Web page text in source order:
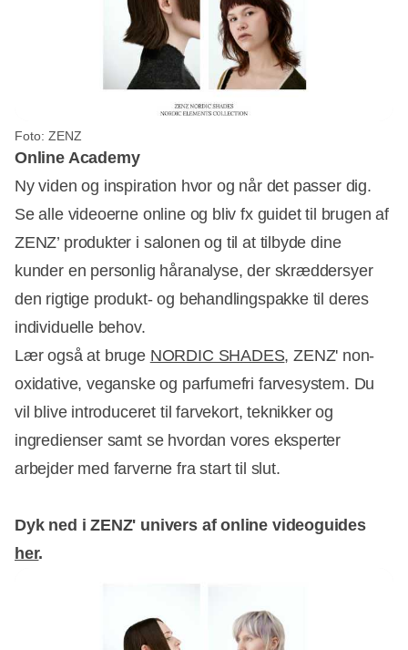
Foto: ZENZ
Online Academy
Ny viden og inspiration hvor og når det passer dig.
Se alle videoerne online og bliv fx guidet til brugen af
ZENZ’ produkter i salonen og til at tilbyde dine
kunder en personlig håranalyse, der skræddersyer
den rigtige produkt- og behandlingspakke til deres
individuelle behov.
Lær også at bruge NORDIC SHADES, ZENZ' non-
oxidative, veganske og parfumefri farvesystem. Du
vil blive introduceret til farvekort, teknikker og
ingredienser samt se hvordan vores eksperter
arbejder med farverne fra start til slut.
Dyk ned i ZENZ' univers af online videoguides
her.